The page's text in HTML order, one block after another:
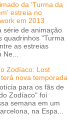
da 'Turma da
estreia no
em 2013
série de animação
quadrinhos "Turma
as estreias
Zodíaco: Lost
nova temporada
para os fãs de
Zodíaco" foi
semana em um
na Espa...